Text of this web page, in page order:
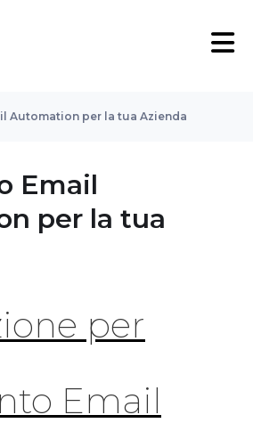
Automation per la tua Azienda
Email
per la tua
per
Email